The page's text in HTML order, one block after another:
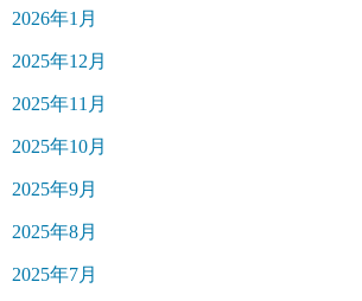
2026年1月
2025年12月
2025年11月
2025年10月
2025年9月
2025年8月
2025年7月